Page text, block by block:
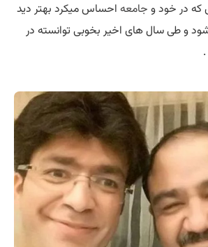
که در خود و جامعه احساس میکرد بهتر دید
و طی سال های اخیر بخوبی توانسته در